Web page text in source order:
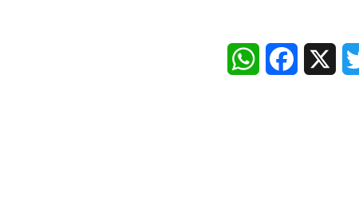
WhatsAppFacebook